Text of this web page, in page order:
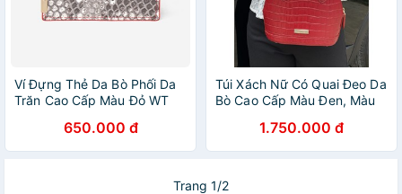
Ví Đựng Thẻ Da Bò Phối Da
Trăn Cao Cấp Màu Đỏ WT
650.000 đ
Túi Xách Nữ Có Quai Đeo Da
Bò Cao Cấp Màu Đen, Màu
050330002, 050330009,
050330003
1.750.000 đ
Trang 1/2